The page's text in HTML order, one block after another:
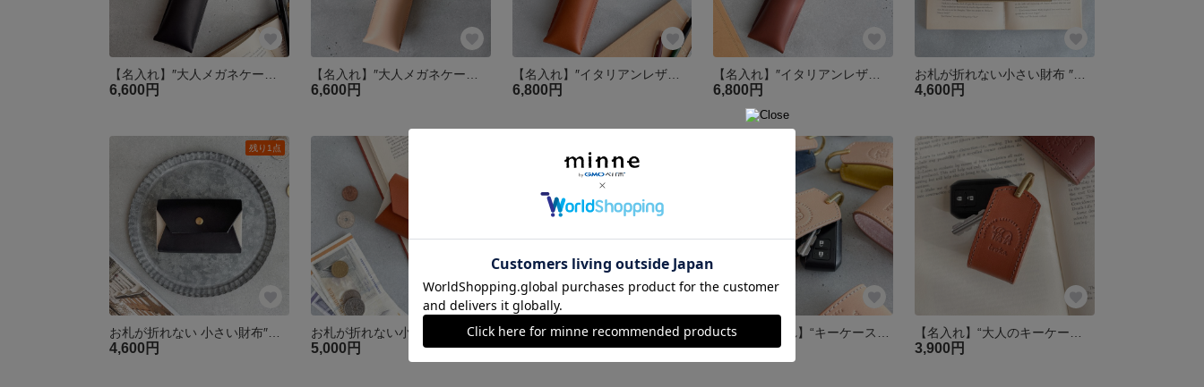
6,600円 6,600円
【名入れ】″イタリアンレザーの大人メガネケース″ コニャック 眼鏡ケース 父の日 母の日 本革 上質 高級 イタリアンレザー 敬老の日
6,800円 6,800円 4,600円
残り1点
4,600円
お札が折れない小さい財布 ″帆布を革で包んだ ミニ財布 コニャック″ イタリアンレザー ジャバラ 本革 小さい財布 コンパクト 敬老の日
5,000円
お札が折れない 小さい財布″帆布を革で包んだ ミニ財布 チョコ″ イタリアンレザー 本革 ジャバラ 小さい財布 コンパクト 春財布 クリスマス
5,000円 3,700円 3,900円